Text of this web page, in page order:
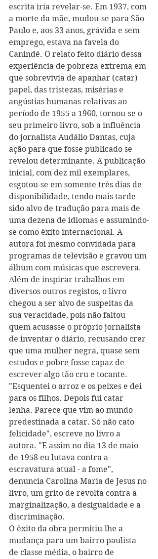
escrita iria revelar-se. Em 1937, com
a morte da mãe, mudou-se para São
Paulo e, aos 33 anos, grávida e sem
emprego, estava na favela do
Canindé. O relato feito diário dessa
experiência de pobreza extrema em
que sobrevivia de apanhar (catar)
papel, das tristezas, misérias e
angústias humanas relativas ao
período de 1955 a 1960, tornou-se o
seu primeiro livro, sob a influência
do jornalista Audálio Dantas, cuja
ação para que fosse publicado se
revelou determinante. A publicação
inicial, com dez mil exemplares,
esgotou-se em somente três dias de
disponibilidade, tendo mais tarde
sido alvo de tradução para mais de
uma dezena de idiomas e assumindo-
se como êxito internacional. A
autora foi mesmo convidada para
programas de televisão e gravou um
álbum com músicas que escrevera.
Além de inspirar trabalhos em
diversos outros registos, o livro
chegou a ser alvo de suspeitas da
sua veracidade, pois não faltou
quem acusasse o próprio jornalista
de inventar o diário, recusando crer
que uma mulher negra, quase sem
estudos e pobre fosse capaz de
escrever algo tão cru e tocante.
"Esquentei o arroz e os peixes e dei
para os filhos. Depois fui catar
lenha. Parece que vim ao mundo
predestinada a catar. Só não cato
felicidade", escreve no livro a
autora. "E assim no dia 13 de maio
de 1958 eu lutava contra a
escravatura atual - a fome",
denuncia Carolina Maria de Jesus no
livro, um grito de revolta contra a
marginalização, a desigualdade e a
discriminação.
O êxito da obra permitiu-lhe a
mudança para um bairro paulista
de classe média, o bairro de